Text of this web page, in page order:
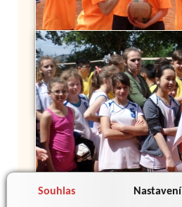
Souhlas Nastavení